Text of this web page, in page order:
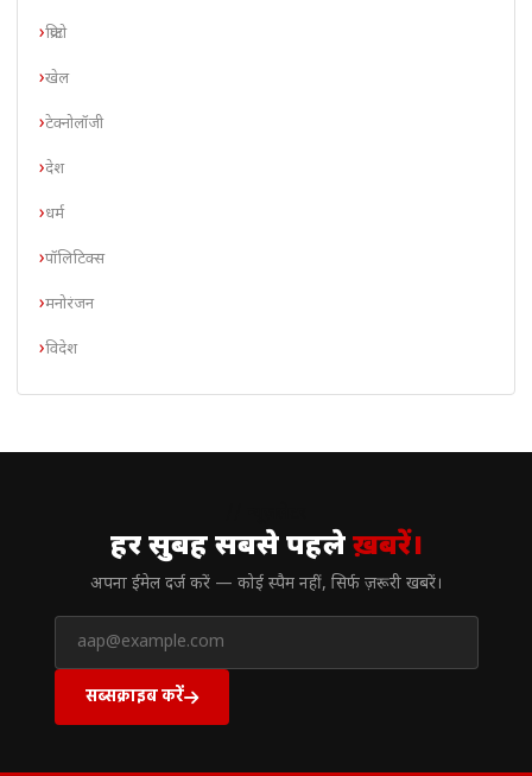
क्रिप्टो
खेल
टेक्नोलॉजी
देश
धर्म
पॉलिटिक्स
मनोरंजन
विदेश
हर सुबह सबसे पहलेख़बरें।
अपना ईमेल दर्ज करें — कोई स्पैम नहीं, सिर्फ ज़रूरी खबरें।
सब्सक्राइब करें